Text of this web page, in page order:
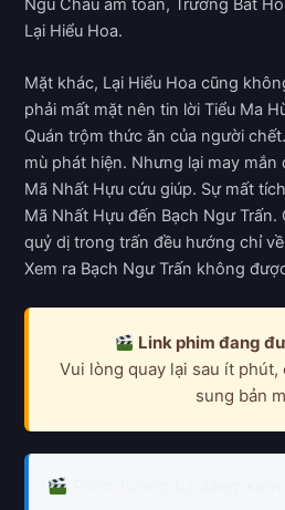
Lại Hiểu Hoa.
Mặt khác, Lại Hiểu Hoa cũng
phải mất mặt nên tin lời Tiểu Ma
Quán trộm thức ăn của người
mù phát hiện. Nhưng lại may mắn
Mã Nhất Hựu cứu giúp. Sự mất
Mã Nhất Hựu đến Bạch Ngư
quỷ dị trong trấn đều hướng chỉ
Xem ra Bạch Ngư Trấn không
Link phim đang
Vui lòng quay lại sau ít
sung bản